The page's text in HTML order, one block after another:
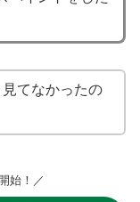
てなかったの
始！／